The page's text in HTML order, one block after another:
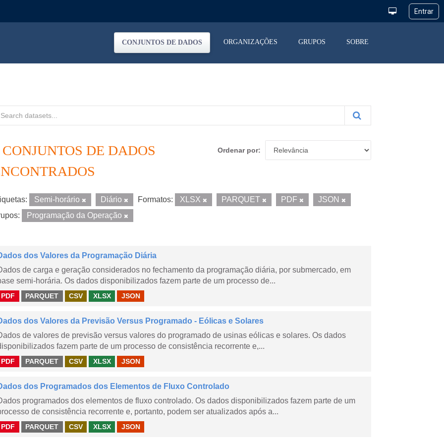
CONJUNTOS DE DADOS ORGANIZAÇÕES GRUPOS SOBRE
Ordenar por
CONJUNTOS DE DADOS
Semi-horário Diário Formatos: XLSX PARQUET PDF
JSON
Programação da Operação
dos Valores da Programação Diária
de carga e geração considerados no fechamento da programação diária, por submercado, em
semi-horária. Os dados disponibilizados fazem parte de um processo de...
PDF PARQUET CSV XLSX JSON
dos Valores da Previsão Versus Programado - Eólicas e Solares
de valores de previsão versus valores do programado de usinas eólicas e solares. Os dados
fazem parte de um processo de consistência recorrente e,...
PDF PARQUET CSV XLSX JSON
dos Programados dos Elementos de Fluxo Controlado
programados dos elementos de fluxo controlado. Os dados disponibilizados fazem parte de um
de consistência recorrente e, portanto, podem ser atualizados após a...
PDF PARQUET CSV XLSX JSON